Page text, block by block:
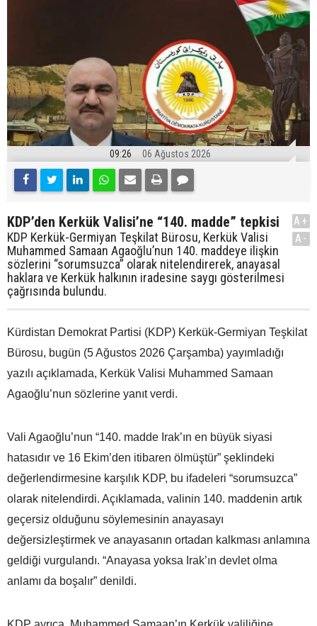
09:26 06 Ağustos 2026
KDP’den Kerkük Valisi’ne “140. madde” tepkisi
KDP Kerkük-Germiyan Teşkilat Bürosu, Kerkük Valisi
Muhammed Samaan Agaoğlu’nun 140. maddeye ilişkin
sözlerini “sorumsuzca” olarak nitelendirerek, anayasal
haklara ve Kerkük halkının iradesine saygı gösterilmesi
çağrısında bulundu.
A+
A-
Kürdistan Demokrat Partisi (KDP) Kerkük-Germiyan Teşkilat
Bürosu, bugün (5 Ağustos 2026 Çarşamba) yayımladığı
yazılı açıklamada, Kerkük Valisi Muhammed Samaan
Agaoğlu’nun sözlerine yanıt verdi.
Vali Agaoğlu’nun “140. madde Irak’ın en büyük siyasi
hatasıdır ve 16 Ekim’den itibaren ölmüştür” şeklindeki
değerlendirmesine karşılık KDP, bu ifadeleri “sorumsuzca”
olarak nitelendirdi. Açıklamada, valinin 140. maddenin artık
geçersiz olduğunu söylemesinin anayasayı
değersizleştirmek ve anayasanın ortadan kalkması anlamına
geldiği vurgulandı. “Anayasa yoksa Irak’ın devlet olma
anlamı da boşalır” denildi.